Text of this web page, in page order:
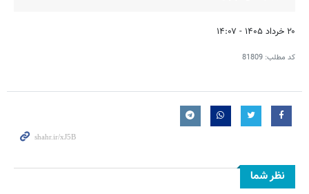
۲۰ خرداد ۱۴۰۵ - ۱۴:۰۷
کد مطلب: 81809
نظر شما